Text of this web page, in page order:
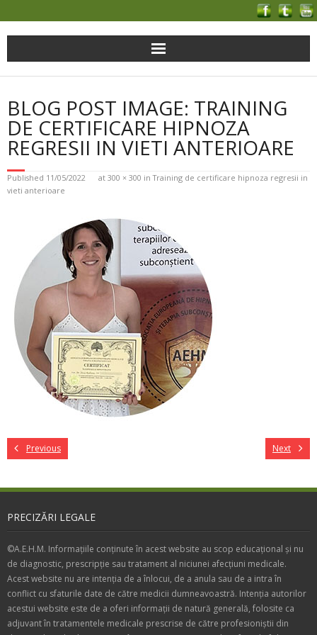
BLOG POST IMAGE: TRAINING
DE CERTIFICARE HIPNOZA
REGRESII IN VIETI ANTERIOARE
Published 11/05/2022 at 300 × 300 inTraining de certificare hipnoza regresii in
vieti anterioare
Previous Next
PRECIZĂRI LEGALE
©A.E.H.M. Informațiile conținute în acest website au scop educațional și nu
de diagnostic, prescripție sau tratament al niciunei afecțiuni medicale.
Acest website nu are intenția de a înlocui, de a anula sau de a intra în
conflict cu sfaturile date de către medicii dumneavoastră. Intenția autorilor
acestui website este de a oferi informații de natură generală, folosite ca
adjuvant în tratamentele medicale prescrise de către profesioniștii din